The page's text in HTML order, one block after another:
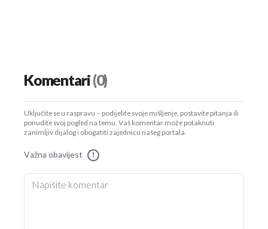
Komentari(0)
Uključite se u raspravu – podijelite svoje mišljenje, postavite pitanja ili
ponudite svoj pogled na temu. Vaš komentar može potaknuti
zanimljiv dijalog i obogatiti zajednicu našeg portala.
Važna obavijest !